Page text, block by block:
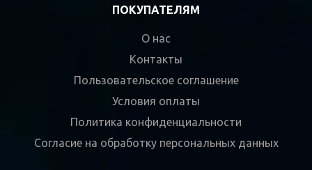
ПОКУПАТЕЛЯМ
О нас
Контакты
Пользовательское соглашение
Условия оплаты
Политика конфиденциальности
Согласие на обработку персональных данных